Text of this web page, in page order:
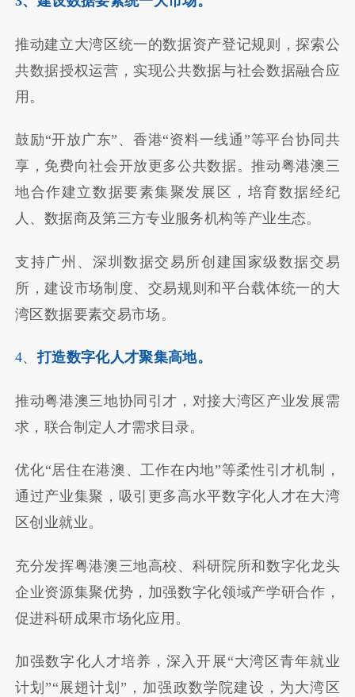
推动建立大湾区统一的数据资产登记规则，探索公
共数据授权运营，实现公共数据与社会数据融合应
用。
鼓励“开放广东”、香港“资料一线通”等平台协同共
享，免费向社会开放更多公共数据。推动粤港澳三
地合作建立数据要素集聚发展区，培育数据经纪
人、数据商及第三方专业服务机构等产业生态。
支持广州、深圳数据交易所创建国家级数据交易
所，建设市场制度、交易规则和平台载体统一的大
湾区数据要素交易市场。
4、打造数字化人才聚集高地。
推动粤港澳三地协同引才，对接大湾区产业发展需
求，联合制定人才需求目录。
优化“居住在港澳、工作在内地”等柔性引才机制，
通过产业集聚，吸引更多高水平数字化人才在大湾
区创业就业。
充分发挥粤港澳三地高校、科研院所和数字化龙头
企业资源集聚优势，加强数字化领域产学研合作，
促进科研成果市场化应用。
加强数字化人才培养，深入开展“大湾区青年就业
计划”“展翅计划”，加强政数学院建设，为大湾区